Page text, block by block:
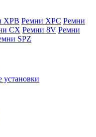
XPB Ремни XPC Ремни
CX Ремни 8V Ремни
SPZ